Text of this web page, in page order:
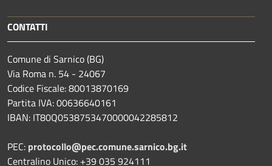
CONTATTI
Comune di Sarnico (BG)
Via Roma n. 54 - 24067
Codice Fiscale: 80013870169
Partita IVA: 00636640161
IBAN: IT80Q0538753470000042285812
PEC: protocollo@pec.comune.sarnico.bg.it
Centralino Unico: +39 035 924111